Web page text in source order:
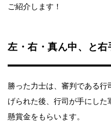
ご紹介します！
左・右・真ん中、と右
勝った力士は、審判である行
げられた後、行司が手にした
懸賞金をもらいます。